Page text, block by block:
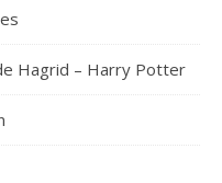
Hagrid – Harry Potter